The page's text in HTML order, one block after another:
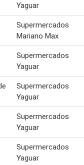
Yaguar
Supermercados
Mariano Max
Supermercados
Yaguar
Supermercados
Yaguar
Supermercados
Yaguar
Supermercados
Yaguar